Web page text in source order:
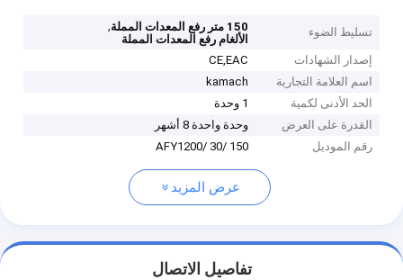
تسليط الضوء 150 متر رفع المعدات المملة
,
الألغام رفع المعدات المملة
إصدار الشهادات
CE,EAC
اسم العلامة التجارية
kamach
الحد الأدنى لكمية
1 وحدة
القدرة على العرض
وحدة واحدة 8 أشهر
رقم الموديل
AFY1200/ 30/ 150
عرض المزيد
تفاصيل الاتصال